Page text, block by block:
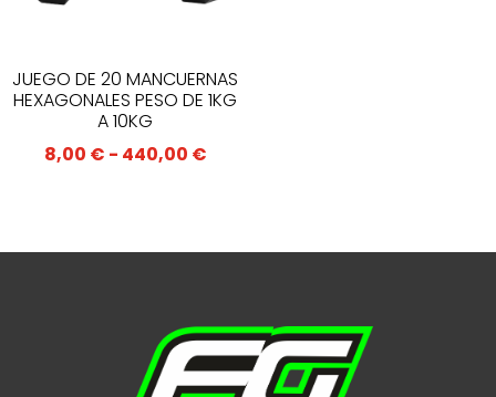
JUEGO DE 20 MANCUERNAS
HEXAGONALES PESO DE 1KG
A 10KG
8,00 € - 440,00 €Rango
440,00 €